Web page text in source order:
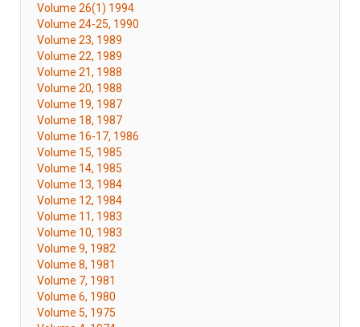
Volume 26(1) 1994
Volume 24-25, 1990
Volume 23, 1989
Volume 22, 1989
Volume 21, 1988
Volume 20, 1988
Volume 19, 1987
Volume 18, 1987
Volume 16-17, 1986
Volume 15, 1985
Volume 14, 1985
Volume 13, 1984
Volume 12, 1984
Volume 11, 1983
Volume 10, 1983
Volume 9, 1982
Volume 8, 1981
Volume 7, 1981
Volume 6, 1980
Volume 5, 1975